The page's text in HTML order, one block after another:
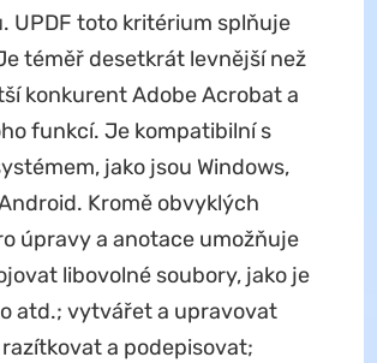
UPDF toto kritérium splňuje
téměř desetkrát levnější než
konkurent Adobe Acrobat a
funkcí. Je kompatibilní s
jako jsou Windows,
Android. Kromě obvyklých
úpravy a anotace umožňuje
libovolné soubory, jako je
atd.; vytvářet a upravovat
a podepisovat;